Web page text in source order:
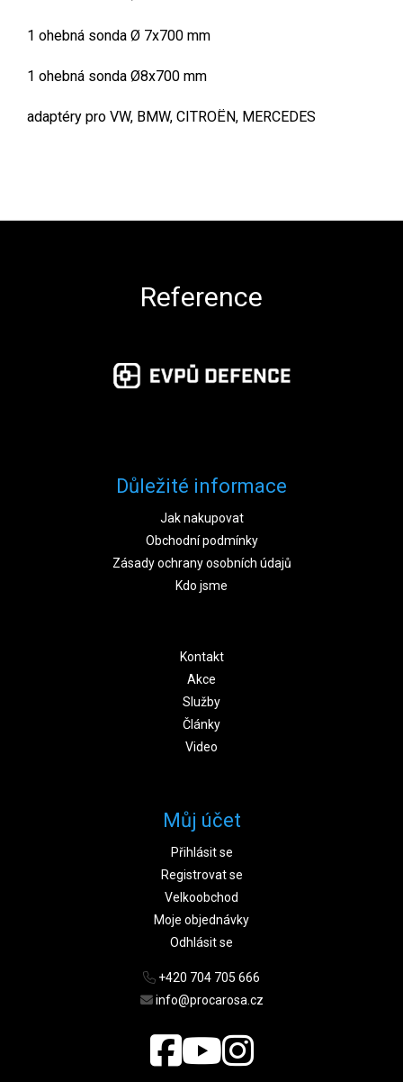
1 ohebná sonda Ø 7x700 mm
1 ohebná sonda Ø8x700 mm
adaptéry pro VW, BMW, CITROËN, MERCEDES
Reference
Důležité informace
Jak nakupovat
Obchodní podmínky
Zásady ochrany osobních údajů
Kdo jsme
Kontakt
Akce
Služby
Články
Video
Můj účet
Přihlásit se
Registrovat se
Velkoobchod
Moje objednávky
Odhlásit se
+420 704 705 666
info@procarosa.cz